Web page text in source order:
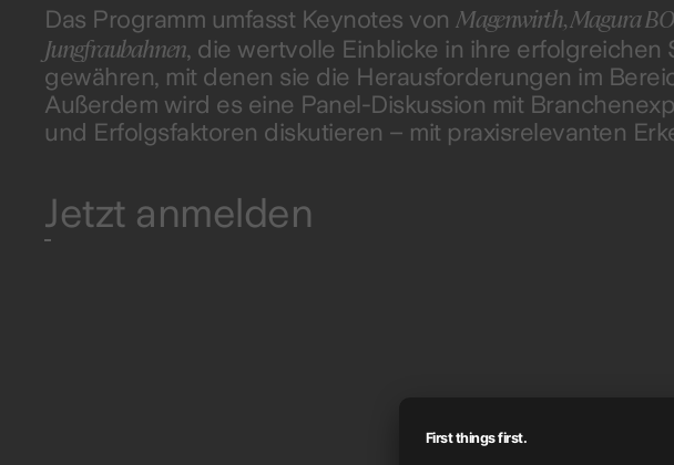
Das Programm umfasst Keynotes von Magenwirth, Magura
Jungfraubahnen, die wertvolle Einblicke in ihre
gewähren, mit denen sie die Herausforderungen im
Außerdem wird es eine Panel-Diskussion mit
und Erfolgsfaktoren diskutieren – mit praxisrelevanten
Jetzt anmelden